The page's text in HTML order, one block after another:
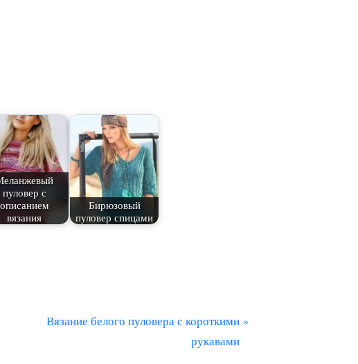
пуловер с
описанием
вязания
Бирюзовый
пуловер спицами
С
Вязание белого пуловера с короткими
рукавами